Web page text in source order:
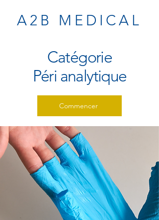
A2B MEDICAL
Catégorie
Péri analytique
Commencer